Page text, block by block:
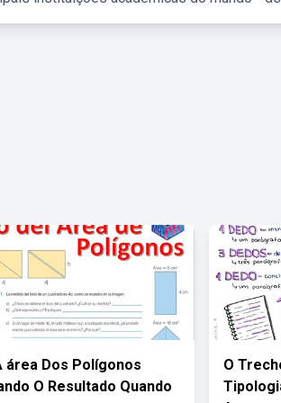
área Dos Polígonos
O Resultado Quando
O